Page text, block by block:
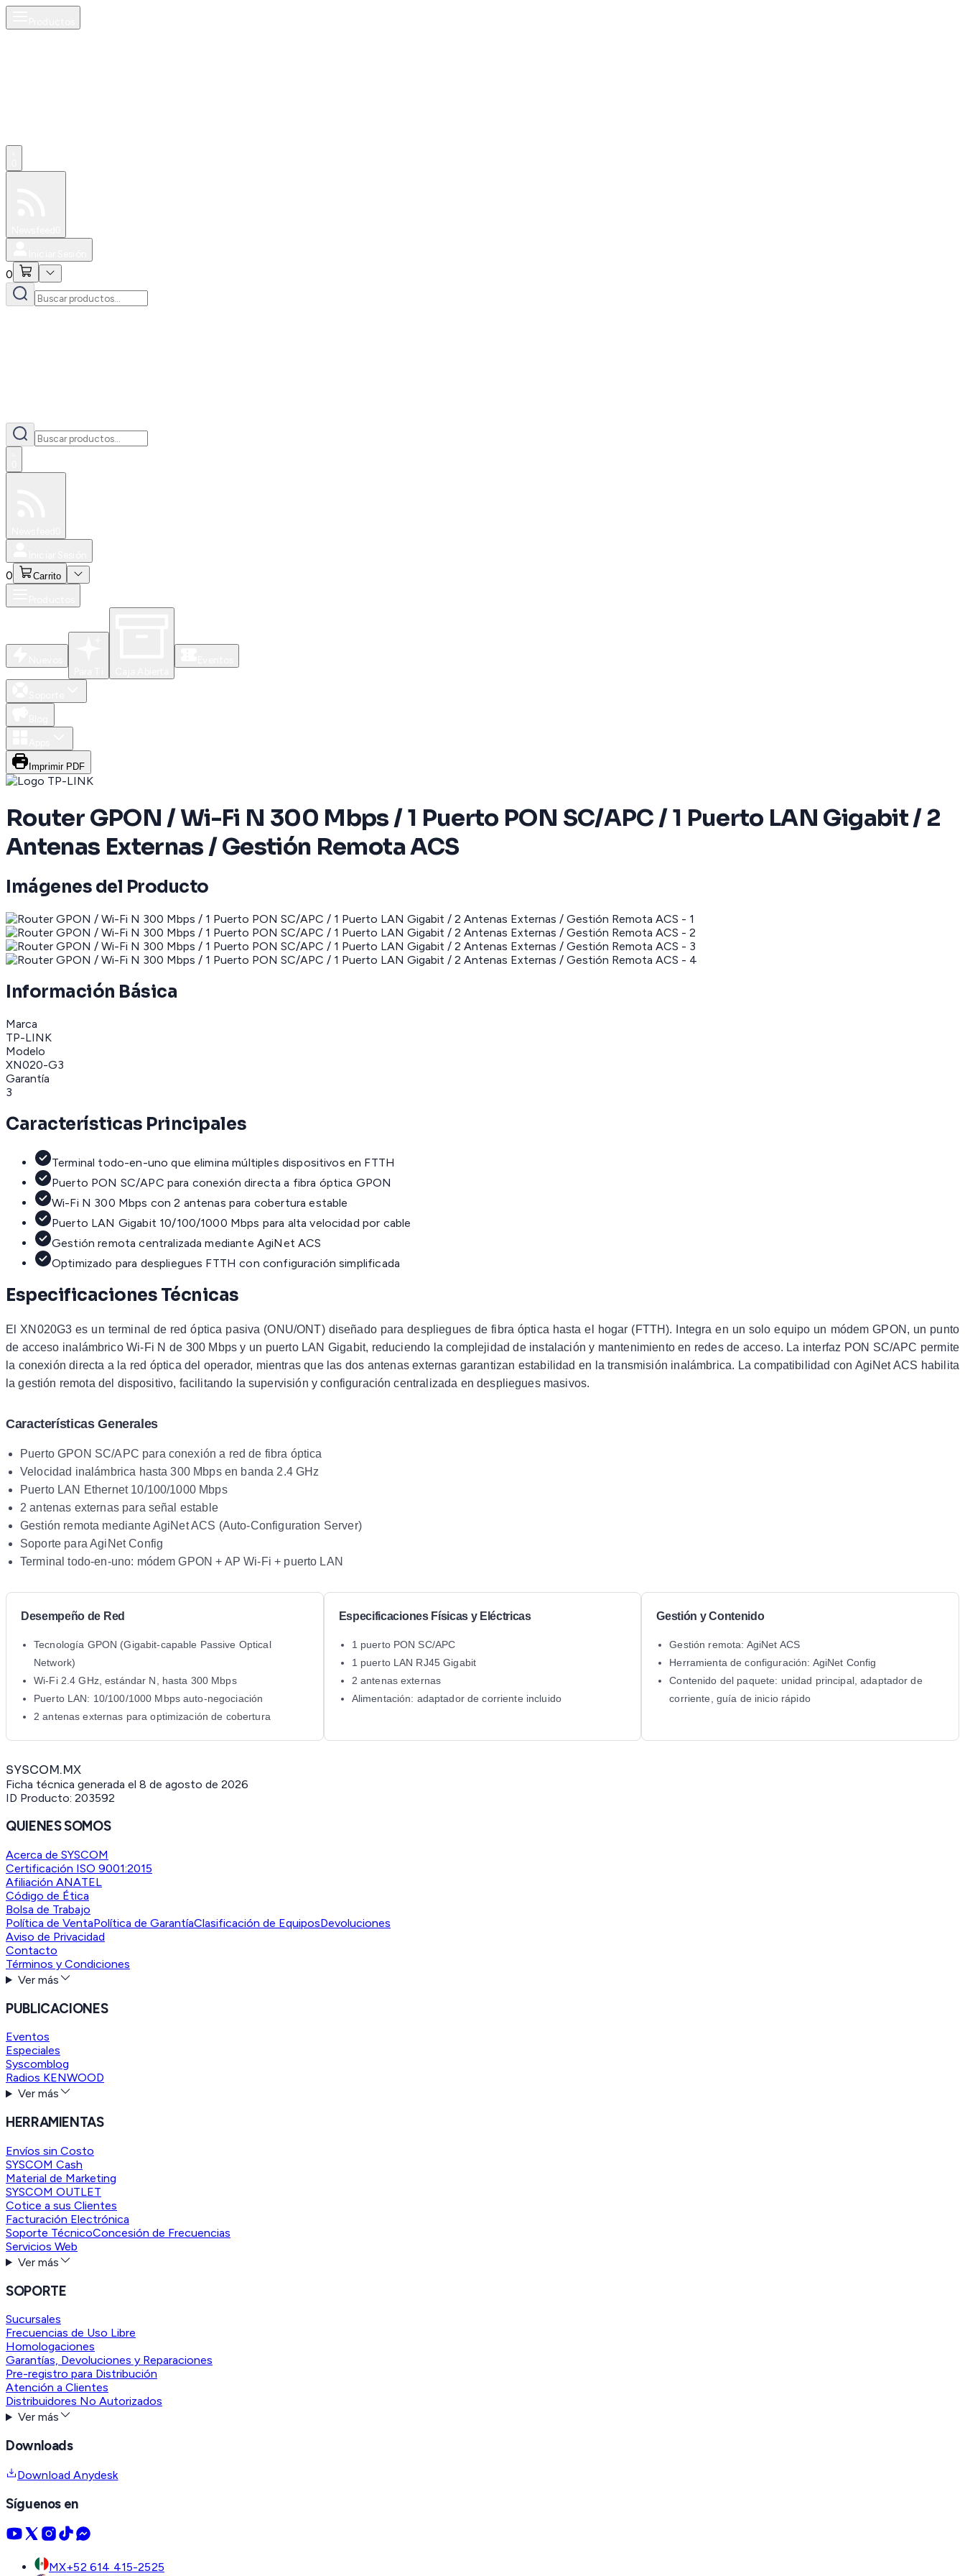
0
0 Carrito
Imprimir PDF
Router GPON / Wi-Fi N 300 Mbps / 1 Puerto PON SC/APC / 1 Puerto LAN Gigabit / 2
Antenas Externas / Gestión Remota ACS
Imágenes del Producto
Información Básica
Marca
TP-LINK
Modelo
XN020-G3
Garantía
3
Características Principales
Terminal todo-en-uno que elimina múltiples dispositivos en FTTH
Puerto PON SC/APC para conexión directa a fibra óptica GPON
Wi-Fi N 300 Mbps con 2 antenas para cobertura estable
Puerto LAN Gigabit 10/100/1000 Mbps para alta velocidad por cable
Gestión remota centralizada mediante AgiNet ACS
Optimizado para despliegues FTTH con configuración simplificada
Especificaciones Técnicas
El XN020G3 es un terminal de red óptica pasiva (ONU/ONT) diseñado para despliegues de fibra óptica hasta el hogar (FTTH). Integra en un solo equipo un módem GPON, un punto
de acceso inalámbrico Wi-Fi N de 300 Mbps y un puerto LAN Gigabit, reduciendo la complejidad de instalación y mantenimiento en redes de acceso. La interfaz PON SC/APC permite
la conexión directa a la red óptica del operador, mientras que las dos antenas externas garantizan estabilidad en la transmisión inalámbrica. La compatibilidad con AgiNet ACS habilita
la gestión remota del dispositivo, facilitando la supervisión y configuración centralizada en despliegues masivos.
Características Generales
Puerto GPON SC/APC para conexión a red de fibra óptica
Velocidad inalámbrica hasta 300 Mbps en banda 2.4 GHz
Puerto LAN Ethernet 10/100/1000 Mbps
2 antenas externas para señal estable
Gestión remota mediante AgiNet ACS (Auto-Configuration Server)
Soporte para AgiNet Config
Terminal todo-en-uno: módem GPON + AP Wi-Fi + puerto LAN
Desempeño de Red
Tecnología GPON (Gigabit-capable Passive Optical
Network)
Wi-Fi 2.4 GHz, estándar N, hasta 300 Mbps
Puerto LAN: 10/100/1000 Mbps auto-negociación
2 antenas externas para optimización de cobertura
Especificaciones Físicas y Eléctricas
1 puerto PON SC/APC
1 puerto LAN RJ45 Gigabit
2 antenas externas
Alimentación: adaptador de corriente incluido
Gestión y Contenido
Gestión remota: AgiNet ACS
Herramienta de configuración: AgiNet Config
Contenido del paquete: unidad principal, adaptador de
corriente, guía de inicio rápido
SYSCOM.MX
Ficha técnica generada el 8 de agosto de 2026
ID Producto: 203592
QUIENES SOMOS
Acerca de SYSCOM
Certificación ISO 9001:2015
Afiliación ANATEL
Código de Ética
Bolsa de Trabajo
Política de VentaPolítica de GarantíaClasificación de EquiposDevoluciones
Aviso de Privacidad
Contacto
Términos y Condiciones
Ver más
PUBLICACIONES
Eventos
Especiales
Syscomblog
Radios KENWOOD
Ver más
HERRAMIENTAS
Envíos sin Costo
SYSCOM Cash
Material de Marketing
SYSCOM OUTLET
Cotice a sus Clientes
Facturación Electrónica
Soporte TécnicoConcesión de Frecuencias
Servicios Web
Ver más
SOPORTE
Sucursales
Frecuencias de Uso Libre
Homologaciones
Garantías, Devoluciones y Reparaciones
Pre-registro para Distribución
Atención a Clientes
Distribuidores No Autorizados
Ver más
Downloads
Download Anydesk
Síguenos en
MX+52 614 415-2525